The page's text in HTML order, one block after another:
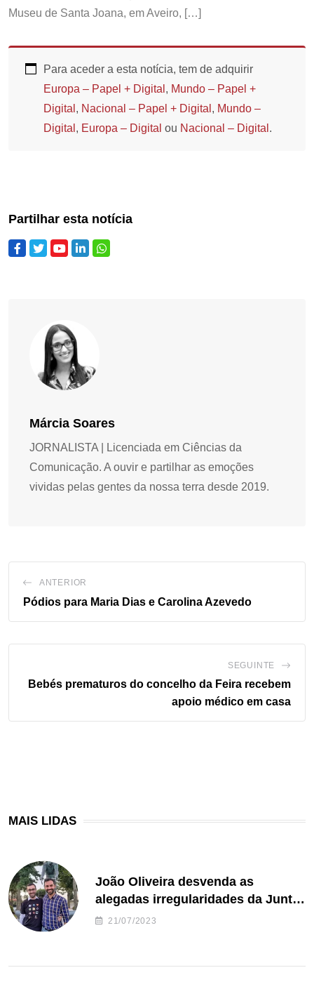
Museu de Santa Joana, em Aveiro, […]
Para aceder a esta notícia, tem de adquirir
Europa – Papel + Digital , Mundo – Papel +
Digital , Nacional – Papel + Digital , Mundo –
Digital , Europa – Digital ou Nacional – Digital .
Partilhar esta notícia
Márcia Soares
JORNALISTA | Licenciada em Ciências da
Comunicação. A ouvir e partilhar as emoções
vividas pelas gentes da nossa terra desde 2019.
ANTERIOR
Pódios para Maria Dias e Carolina Azevedo
SEGUINTE
Bebés prematuros do concelho da Feira recebem
apoio médico em casa
MAIS LIDAS
João Oliveira desvenda as
alegadas irregularidades da Junta
de Freguesia S. João de Ver
21/07/2023